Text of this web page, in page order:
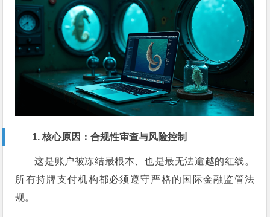
1. 核心原因：合规性审查与风险控制
这是账户被冻结最根本、也是最无法逾越的红线。
所有持牌支付机构都必须遵守严格的国际金融监管法
规。